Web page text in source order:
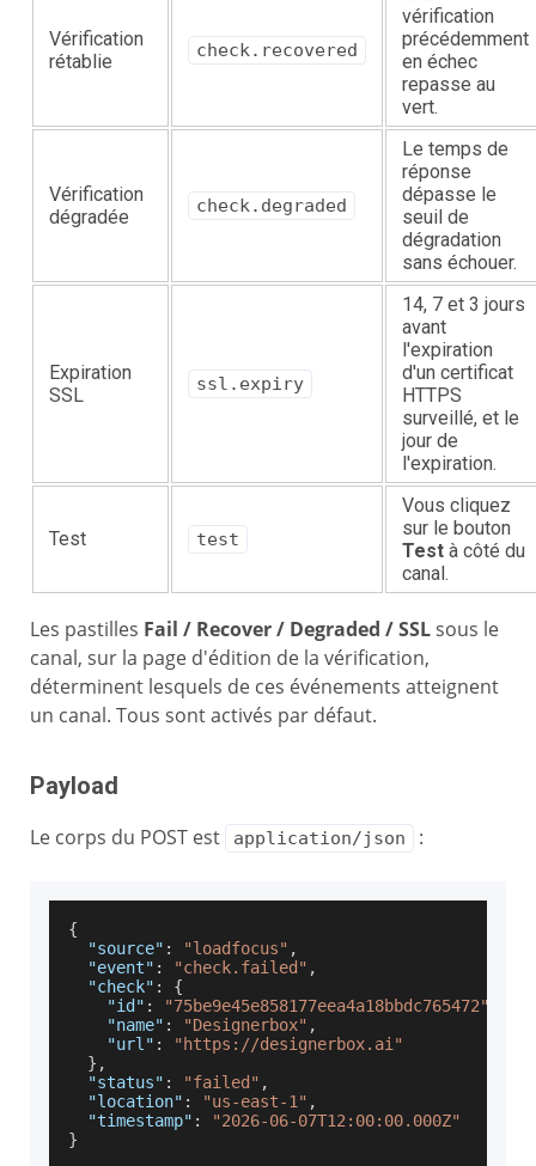
Vérification
rétablie
check.recovered
vérification
précédemment
en échec
repasse au
vert.
Vérification
dégradée
check.degraded
Le temps de
réponse
dépasse le
seuil de
dégradation
sans échouer.
Expiration
SSL
ssl.expiry
14, 7 et 3 jours
avant
l'expiration
d'un certificat
HTTPS
surveillé, et le
jour de
l'expiration.
Test test
Vous cliquez
sur le bouton
Test à côté du
canal.
Les pastilles Fail / Recover / Degraded / SSLsous le
canal, sur la page d'édition de la vérification,
déterminent lesquels de ces événements atteignent
un canal. Tous sont activés par défaut.
Payload
Le corps du POST est application/json :
{
"source" : "loadfocus" ,
"event" : "check.failed" ,
"check" :
{
"id" : "75be9e45e858177eea4a18bbdc765472"
"name" : "Designerbox" ,
"url" :
"https://designerbox.ai"
} ,
"status" : "failed" ,
"location" : "us-east-1" ,
"timestamp" :
"2026-06-07T12:00:00.000Z"
}